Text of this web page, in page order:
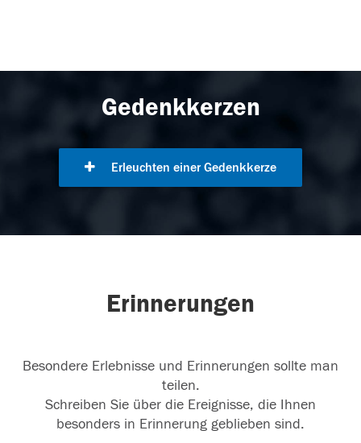
Gedenkkerzen
Erleuchten einer Gedenkkerze
Erinnerungen
Besondere Erlebnisse und Erinnerungen sollte man
teilen.
Schreiben Sie über die Ereignisse, die Ihnen
besonders in Erinnerung geblieben sind.